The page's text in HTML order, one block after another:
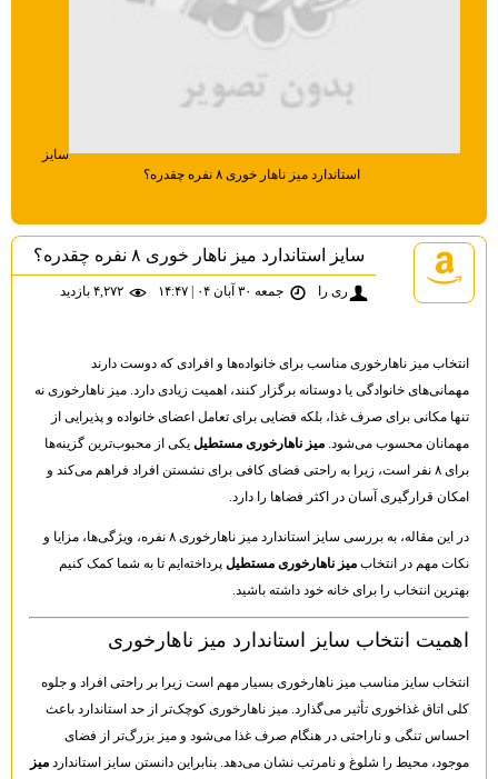
سایز
استاندارد میز ناهار خوری ۸ نفره چقدره؟
سایز استاندارد میز ناهار خوری ۸ نفره چقدره؟
ری را جمعه ۳۰ آبان ۰۴ | ۱۴:۴۷ ۴,۲۷۲ بازديد
انتخاب میز ناهارخوری مناسب برای خانواده‌ها و افرادی که دوست دارند
مهمانی‌های خانوادگی یا دوستانه برگزار کنند، اهمیت زیادی دارد. میز ناهارخوری نه
تنها مکانی برای صرف غذا، بلکه فضایی برای تعامل اعضای خانواده و پذیرایی از
مهمانان محسوب می‌شود.میز ناهارخوری مستطیلیکی از محبوب‌ترین گزینه‌ها
برای ۸ نفر است، زیرا به راحتی فضای کافی برای نشستن افراد فراهم می‌کند و
امکان قرارگیری آسان در اکثر فضاها را دارد.
در این مقاله، به بررسی سایز استاندارد میز ناهارخوری ۸ نفره، ویژگی‌ها، مزایا و
نکات مهم در انتخابمیز ناهارخوری مستطیلپرداخته‌ایم تا به شما کمک کنیم
بهترین انتخاب را برای خانه خود داشته باشید.
اهمیت انتخاب سایز استاندارد میز ناهارخوری
انتخاب سایز مناسب میز ناهارخوری بسیار مهم است زیرا بر راحتی افراد و جلوه
کلی اتاق غذاخوری تأثیر می‌گذارد. میز ناهارخوری کوچک‌تر از حد استاندارد باعث
احساس تنگی و ناراحتی در هنگام صرف غذا می‌شود و میز بزرگ‌تر از فضای
موجود، محیط را شلوغ و نامرتب نشان می‌دهد. بنابراین دانستن سایز استانداردمیز